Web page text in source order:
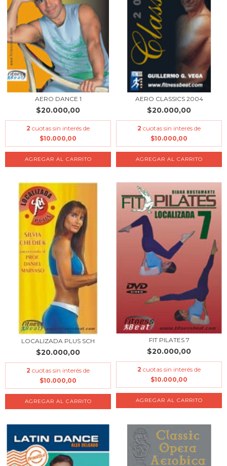
AERO DANCE 1
$20.000,00
2 cuotas sin interés de
$10.000,00
AERO CLASSICS 2004
$20.000,00
2 cuotas sin interés de
$10.000,00
LOCALIZADA PLUS SCH
$20.000,00
2 cuotas sin interés de
$10.000,00
FIT PILATES 7
$20.000,00
2 cuotas sin interés de
$10.000,00